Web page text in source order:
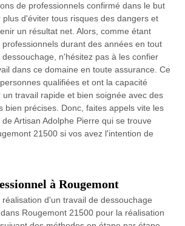
de professionnels confirmé dans le but
plus d'éviter tous risques des dangers et
un résultat net. Alors, comme étant
professionnels durant des années en tout
dessouchage, n'hésitez pas à les confier
dans ce domaine en toute assurance. Ce
qualifiées et ont la capacité
un travail rapide et bien soignée avec des
bien précises. Donc, faites appels vite les
de Artisan Adolphe Pierre qui se trouve
21500 si vos avez l'intention de
à Rougemont
d'un travail de dessouchage
Rougemont 21500 pour la réalisation